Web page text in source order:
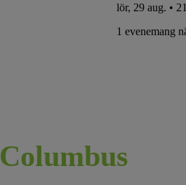
lör, 29 aug. •
1 evenemang
Columbus